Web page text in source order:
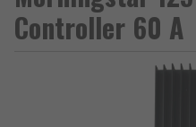
Controller 60 A